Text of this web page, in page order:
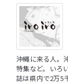
沖縄に来る人。
特集など。いろ
誌は県内で2万5